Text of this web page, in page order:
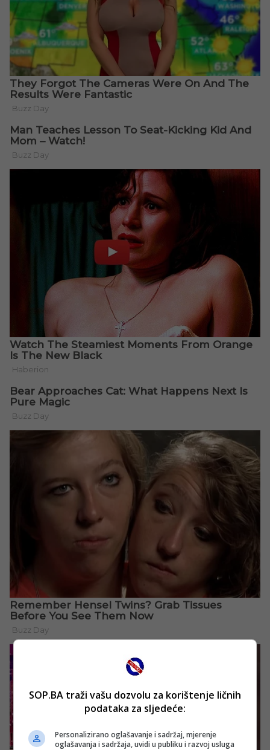
SOP.BA traži vašu dozvolu za korištenje ličnih
podataka za sljedeće:
Personalizirano oglašavanje i sadržaj, mjerenje
oglašavanja i sadržaja, uvidi u publiku i razvoj usluga